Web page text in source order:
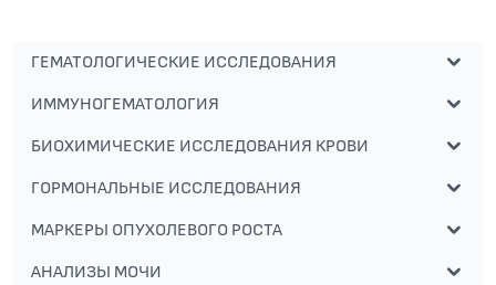
ГЕМАТОЛОГИЧЕСКИЕ ИССЛЕДОВАНИЯ
ИММУНОГЕМАТОЛОГИЯ
БИОХИМИЧЕСКИЕ ИССЛЕДОВАНИЯ КРОВИ
ГОРМОНАЛЬНЫЕ ИССЛЕДОВАНИЯ
МАРКЕРЫ ОПУХОЛЕВОГО РОСТА
АНАЛИЗЫ МОЧИ